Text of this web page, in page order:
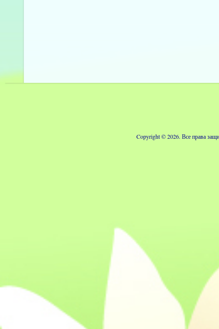
Copyright © 2026. Все права